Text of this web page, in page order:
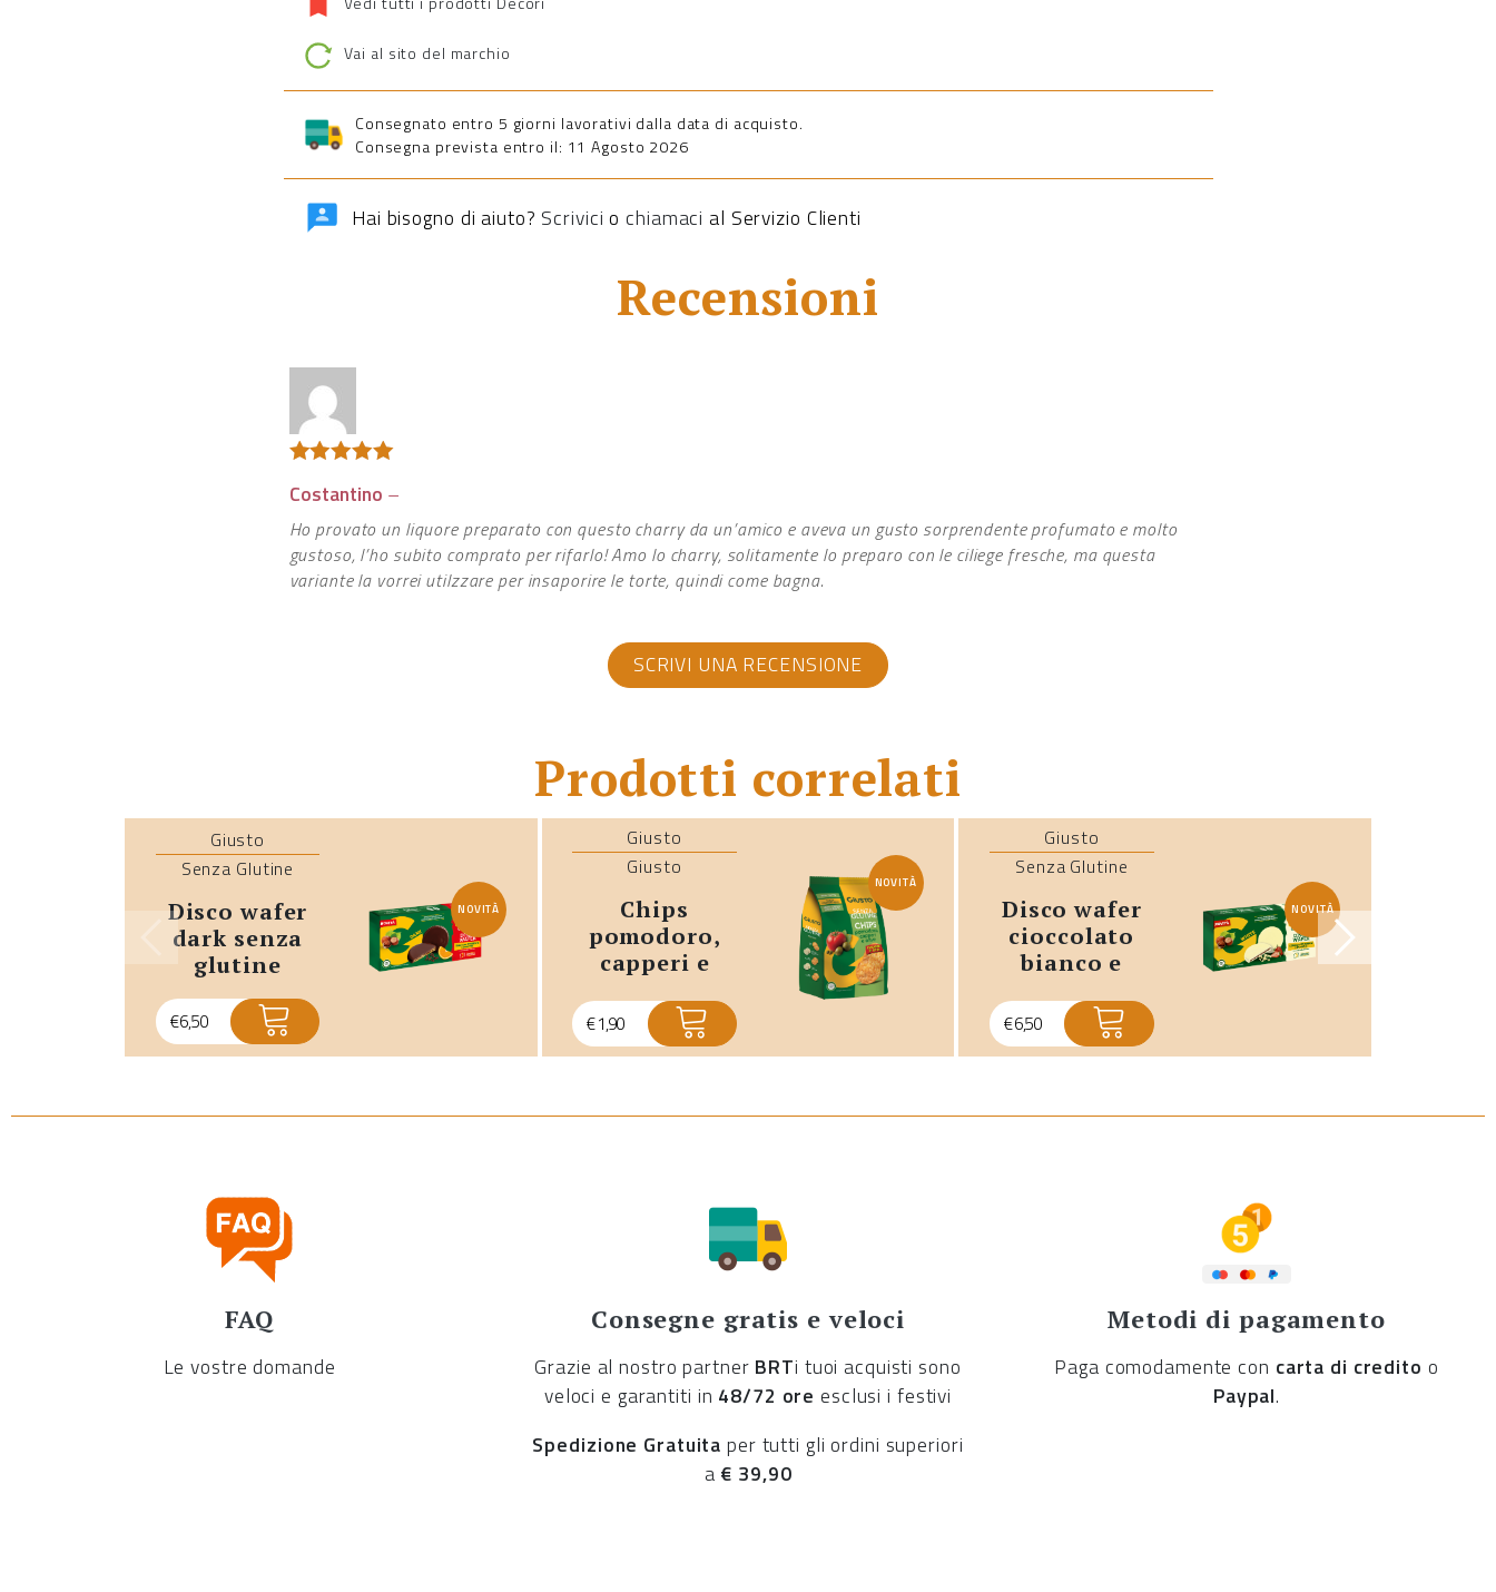
Vai al sito del marchio
Consegnato entro 5 giorni lavorativi dalla data di acquisto.
Consegna prevista entro il: 11 Agosto 2026
Hai bisogno di aiuto? Scrivici ochiamaci al Servizio Clienti
Recensioni
su 5
Costantino –
Ho provato un liquore preparato con questo charry da un’amico e aveva un gusto sorprendente profumato e molto
gustoso, l’ho subito comprato per rifarlo! Amo lo charry, solitamente lo preparo con le ciliege fresche, ma questa
variante la vorrei utilzzare per insaporire le torte, quindi come bagna.
SCRIVI UNA RECENSIONE
Prodotti correlati
Giusto
Senza Glutine
disco wafer
dark senza
glutine
€6,50
NOVITÀ
Giusto
Giusto
chips
pomodoro,
capperi e
glutine
€1,90
NOVITÀ
Giusto
Senza Glutine
disco wafer
cioccolato
bianco e
glutine
€6,50
NOVITÀ
FAQ
Le vostre domande
Consegne gratis e veloci
Grazie al nostro partner BRTi tuoi acquisti sono
veloci e garantiti in 48/72 ore esclusi i festivi
Spedizione Gratuita per tutti gli ordini superiori
a € 39,90
Metodi di pagamento
Paga comodamente con carta di credito o
Paypal.